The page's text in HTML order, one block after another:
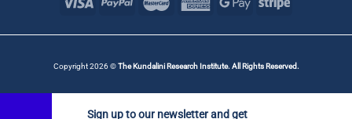
Copyright 2026 ©The Kundalini Research Institute. All Rights Reserved.
Sign up to our newsletter and get